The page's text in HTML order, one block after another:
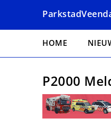
naar
HOME
P2000